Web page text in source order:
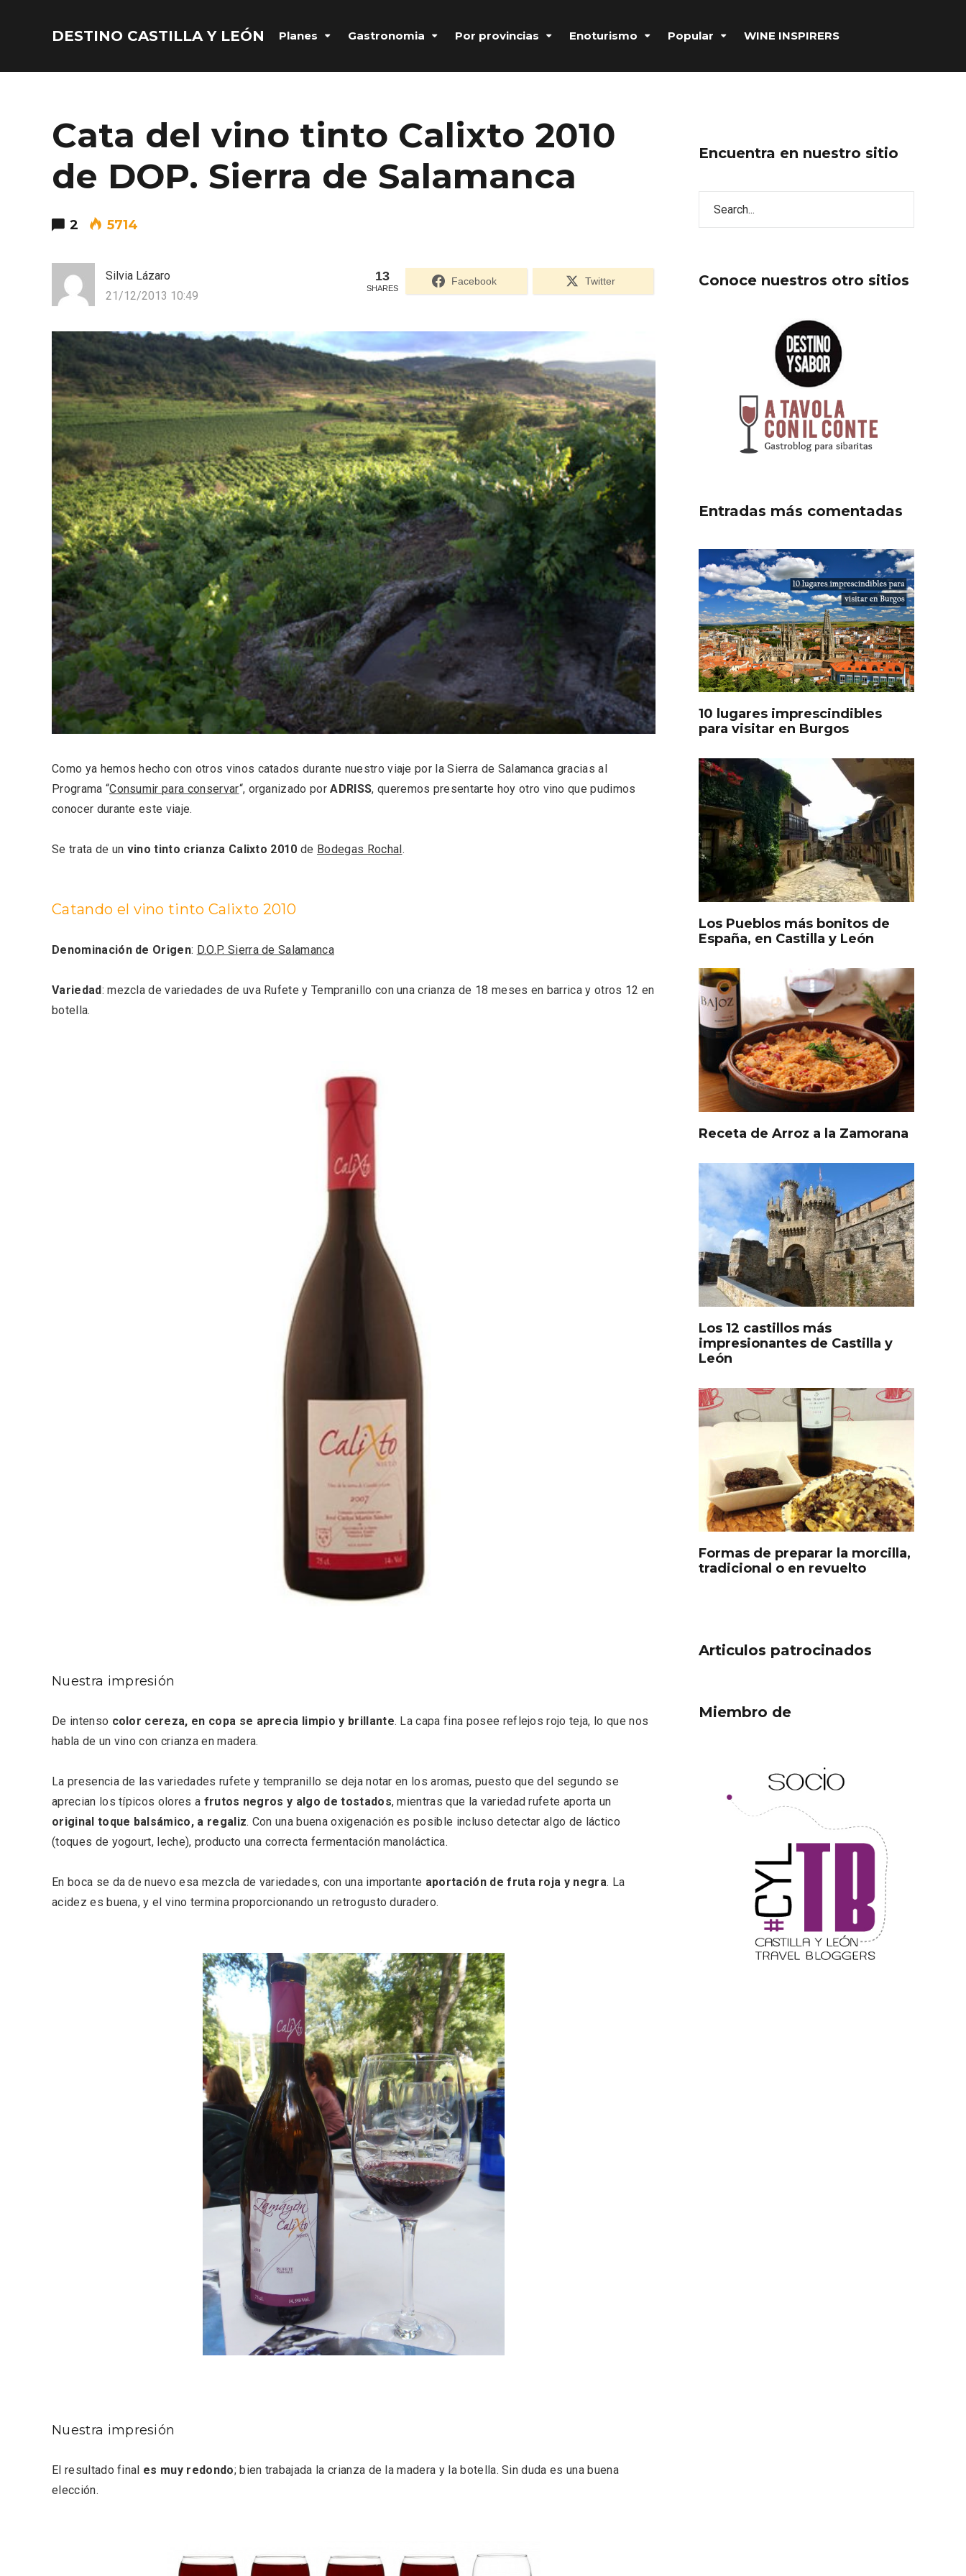
DESTINO CASTILLA Y LEÓN Planes Gastronomia Por provincias Enoturismo Popular WINE INSPIRERS
Cata del vino tinto Calixto 2010
de DOP. Sierra de Salamanca
2 5714
Silvia Lázaro
21/12/2013 10:49
13
SHARES
Facebook Twitter
Como ya hemos hecho con otros vinos catados durante nuestro viaje por la Sierra de Salamanca gracias al
Programa “Consumir para conservar“, organizado porADRISS, queremos presentarte hoy otro vino que pudimos
conocer durante este viaje.
Se trata de un vino tinto crianza Calixto 2010 de Bodegas Rochal.
Catando el vino tinto Calixto 2010
Denominación de Origen: D.O.P. Sierra de Salamanca
Variedad: mezcla de variedades de uva Rufete y Tempranillo con una crianza de 18 meses en barrica y otros 12 en
botella.
Nuestra impresión
De intenso color cereza, en copa se aprecia limpio y brillante. La capa fina posee reflejos rojo teja, lo que nos
habla de un vino con crianza en madera.
La presencia de las variedades rufete y tempranillo se deja notar en los aromas, puesto que del segundo se
aprecian los típicos olores a frutos negros y algo de tostados, mientras que la variedad rufete aporta un
original toque balsámico, a regaliz. Con una buena oxigenación es posible incluso detectar algo de láctico
(toques de yogourt, leche), producto una correcta fermentación manoláctica.
En boca se da de nuevo esa mezcla de variedades, con una importante aportación de fruta roja y negra. La
acidez es buena, y el vino termina proporcionando un retrogusto duradero.
Nuestra impresión
El resultado final es muy redondo; bien trabajada la crianza de la madera y la botella. Sin duda es una buena
elección.
Encuentra en nuestro sitio
Conoce nuestros otro sitios
Entradas más comentadas
10 lugares imprescindibles
para visitar en Burgos
Los Pueblos más bonitos de
España, en Castilla y León
Receta de Arroz a la Zamorana
Los 12 castillos más
impresionantes de Castilla y
León
Formas de preparar la morcilla,
tradicional o en revuelto
Articulos patrocinados
Miembro de
Nombre de usuario o correo electrónico
Contraseña
Formulario de acceso protegido por
Login Lockdown
Recuérdame
ACCEDER
Ultimas entradas
Fiesta de los Fueros 2026 de
Sepúlveda y Feria de
Artesanía
Velay, una imagen renovada
para el vermouth de
Valladolid
El Espinar, un pueblo oculto
de la Sierra de Guadarrama
en su vertiente segoviana
Recorre los fiordos leoneses
en Riaño
calle
coro Wetherby Preparatory
Feria del Vino de Toro 2026;
descubre “Otros Vinos de
Toro”
La zonificación como
recurso turístico de la Ruta
del Vino de Rueda
Fiesta de Primavera 2026 en
la Ruta del Vino de Cigales
Paseo nocturno por
Valladolid
Disfrutar de la Semana
Santa en Rueda en 2026
Semana Santa en la Ribera
del Duero 2026
Itinerarios musicales en San
Miguel del Pino 2026
En marzo, vuelve la mejor
gastronomía de la Trufa
Negra de Soria
Cigales inaugura la
musealización de los arcos
de la Iglesia de Santiago
Apóstol
Porrón de Citas de 2026 en
Los Pueblos más bonitos de
España, en Castilla y León
Concierto de Navidad en
Moradillo de Roa
Inauguración del Árbol de
Navidad a ganchillo de
El árbol de Navidad de
Fuenterrebollo
escusa más para visitar